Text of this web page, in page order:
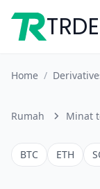
Home /
Rumah Minat
BTC ETH